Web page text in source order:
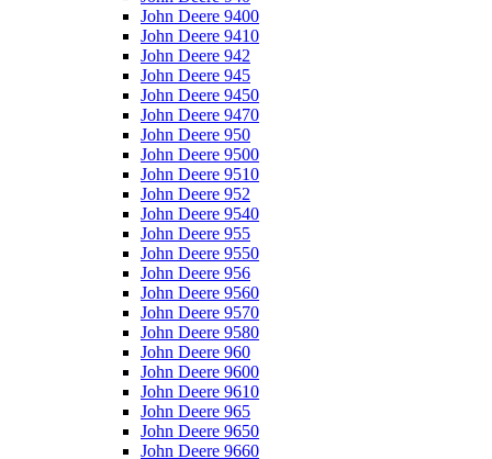
John Deere 9400
John Deere 9410
John Deere 942
John Deere 945
John Deere 9450
John Deere 9470
John Deere 950
John Deere 9500
John Deere 9510
John Deere 952
John Deere 9540
John Deere 955
John Deere 9550
John Deere 956
John Deere 9560
John Deere 9570
John Deere 9580
John Deere 960
John Deere 9600
John Deere 9610
John Deere 965
John Deere 9650
John Deere 9660